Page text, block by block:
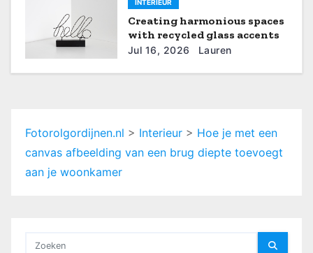
INTERIEUR
Creating harmonious spaces
with recycled glass accents
Jul 16, 2026 Lauren
Fotorolgordijnen.nl > Interieur > Hoe je met een
canvas afbeelding van een brug diepte toevoegt
aan je woonkamer